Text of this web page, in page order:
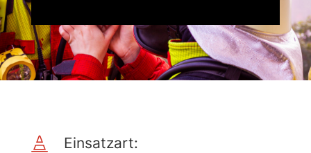
 Einsatzart: